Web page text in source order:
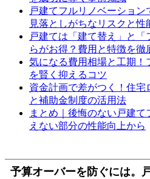
戸建てフルリノベーション
見落としがちなリスクと性
戸建ては「建て替え」と
らがお得？費用と特徴を徹
気になる費用相場と工期
を賢く抑えるコツ
資金計画で差がつく！住
と補助金制度の活用法
まとめ｜後悔のない戸建
えない部分の性能向上から
予算オーバーを防ぐには。